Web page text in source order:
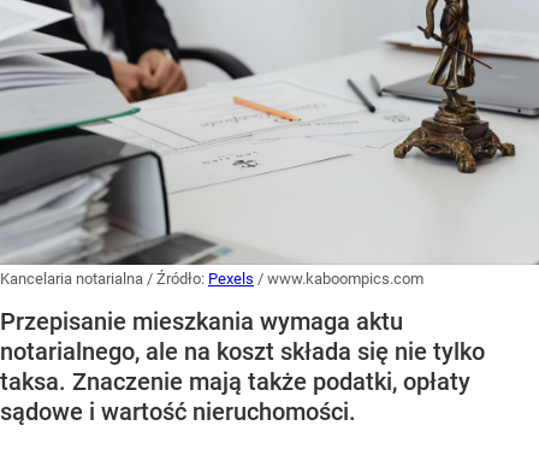
Kancelaria notarialna / Źródło: Pexels / www.kaboompics.com
Przepisanie mieszkania wymaga aktu
notarialnego, ale na koszt składa się nie tylko
taksa. Znaczenie mają także podatki, opłaty
sądowe i wartość nieruchomości.